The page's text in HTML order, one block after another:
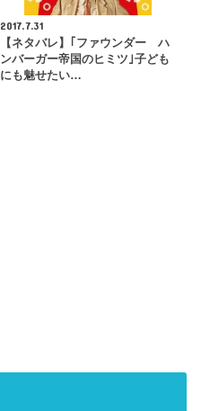
2017.7.31
【ネタバレ】｢ファウンダー ハ
ンバーガー帝国のヒミツ｣子ども
にも魅せたい…